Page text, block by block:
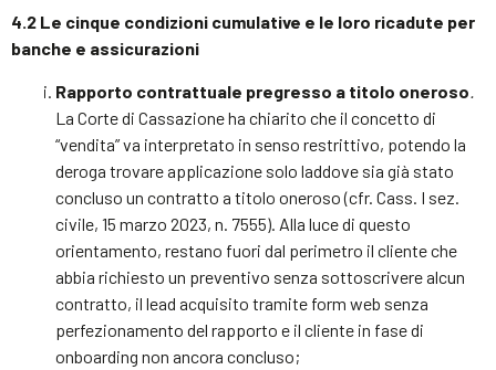
4.2 Le cinque condizioni cumulative e le loro ricadute per
banche e assicurazioni
Rapporto contrattuale pregresso a titolo oneroso
La Corte di Cassazione ha chiarito che il concetto di
“vendita” va interpretato in senso restrittivo, potendo la
deroga trovare applicazione solo laddove sia già stato
concluso un contratto a titolo oneroso (cfr. Cass. I sez.
civile, 15 marzo 2023, n. 7555). Alla luce di questo
orientamento, restano fuori dal perimetro il cliente che
abbia richiesto un preventivo senza sottoscrivere alcun
contratto, il lead acquisito tramite form web senza
perfezionamento del rapporto e il cliente in fase di
onboarding non ancora concluso;